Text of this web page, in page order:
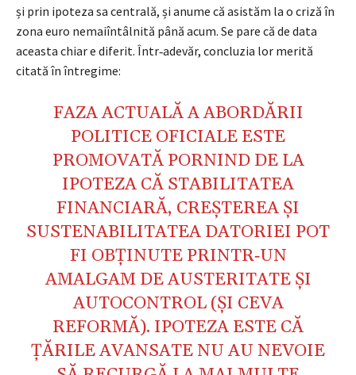
și prin ipoteza sa centrală, și anume că asistăm la o criză în
zona euro nemaiîntâlnită până acum. Se pare că de data
aceasta chiar e diferit. Într‑adevăr, concluzia lor merită
citată în întregime:
FAZA ACTUALĂ A ABORDĂRII
POLITICE OFICIALE ESTE
PROMOVATĂ PORNIND DE LA
IPOTEZA CĂ STABILITATEA
FINANCIARĂ, CREȘTEREA ȘI
SUSTENABILITATEA DATORIEI POT
FI OBȚINUTE PRINTR‑UN
AMALGAM DE AUSTERITATE ȘI
AUTOCONTROL (ȘI CEVA
REFORMĂ). IPOTEZA ESTE CĂ
ȚĂRILE AVANSATE NU AU NEVOIE